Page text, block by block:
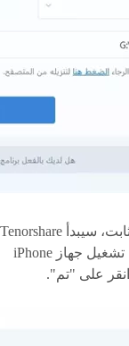
بمجرد اكتمال تنزيل البرنامج الثابت، سيبدأ Tenorshare
ReiBoot تلقائيًا في إصلاح نظام تشغيل جهاز iPhone
على "تم".